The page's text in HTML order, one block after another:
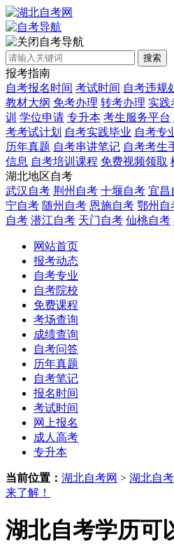
自考导航
搜索
报考指南
自考报名时间 考试时间 自考违规
教材大纲 免考办理 转考办理 实践
训 学位申请 专升本 考生服务平台
考考试计划 自考实践毕业 自考专
历年真题 自考串讲笔记 自考考生
信息 自考培训课程 免费视频领取
湖北地区自考
武汉自考 荆州自考 十堰自考 宜昌
宁自考 随州自考 恩施自考 鄂州自
自考 潜江自考 天门自考 仙桃自考
网站首页
报考动态
自考专业
自考院校
免费课程
考场查询
成绩查询
自考问答
历年真题
自考笔记
报名时间
考试时间
网上报名
成人高考
专升本
当前位置： 湖北自考网 > 湖北自
来了解！
湖北自考学历可